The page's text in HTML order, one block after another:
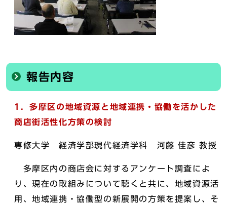
報告内容
1．多摩区の地域資源と地域連携・協働を活かした
商店街活性化方策の検討
専修大学 経済学部現代経済学科 河藤 佳彦 教授
多摩区内の商店会に対するアンケート調査によ
り、現在の取組みについて聴くと共に、地域資源活
用、地域連携・協働型の新展開の方策を提案し、そ